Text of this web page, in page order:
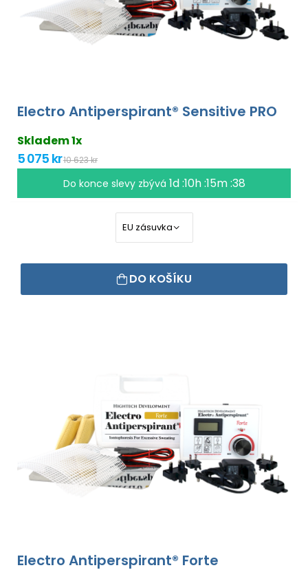
Electro Antiperspirant® Sensitive PRO
Skladem 1x
5 075 kr10 623 kr
Do konce slevy zbývá 1d :10h :15m :37
DO KOŠÍKU
Electro Antiperspirant® Forte